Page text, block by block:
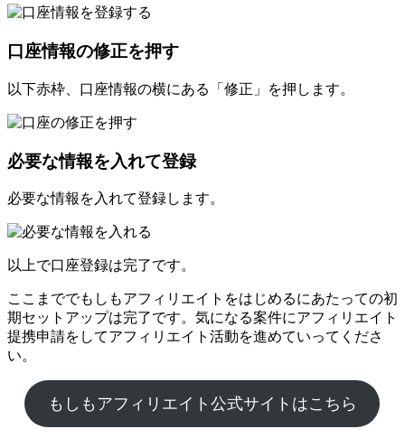
口座情報の修正を押す
以下赤枠、口座情報の横にある「修正」を押します。
必要な情報を入れて登録
必要な情報を入れて登録します。
以上で口座登録は完了です。
ここまででもしもアフィリエイトをはじめるにあたっての初
期セットアップは完了です。気になる案件にアフィリエイト
提携申請をしてアフィリエイト活動を進めていってくださ
い。
もしもアフィリエイト公式サイトはこちら